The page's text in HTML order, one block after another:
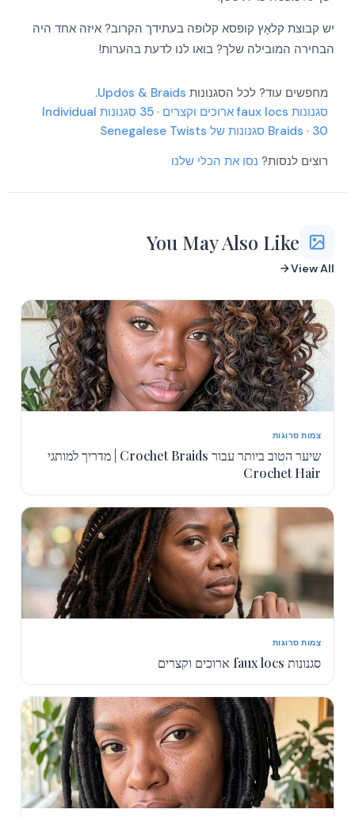
יש קבוצת קלאָץ קופסא קלופה בעתידך הקרוב? איזה אחד היה
הבחירה המובילה שלך? בואו לנו לדעת בהערות!
מחפשים עוד? לכל הסגנונות Updos & Braids
.
סגנונות faux locs ארוכים וקצרים
·
35 סגנונות Individual
Braids · 30 סגנונות של Senegalese Twists
רוצים לנסות? נסו את הכלי שלנו
You May Also Like
View All
צמות סרוגות
שיער הטוב ביותר עבור Crochet Braids | מדריך למותגי
Crochet Hair
צמות סרוגות
סגנונות faux locs ארוכים וקצרים